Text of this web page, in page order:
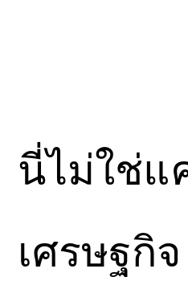
นี่ไม่ใช่แ
เศรษฐกิ